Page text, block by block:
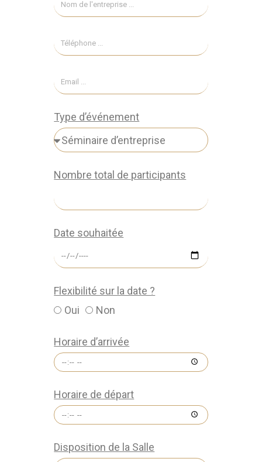
Type d’événement
Nombre total de participants
Date souhaitée
Flexibilité sur la date ?
Oui
Non
Horaire d’arrivée
Horaire de départ
Disposition de la Salle